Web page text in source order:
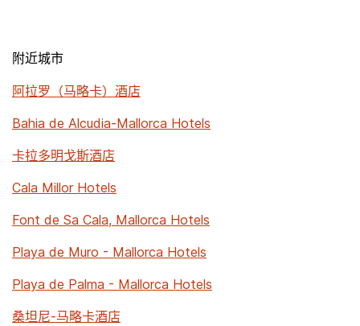
附近城市
阿拉罗（马略卡）酒店
Bahia de Alcudia-Mallorca Hotels
卡拉多明戈斯酒店
Cala Millor Hotels
Font de Sa Cala, Mallorca Hotels
Playa de Muro - Mallorca Hotels
Playa de Palma - Mallorca Hotels
桑坦尼-马略卡酒店